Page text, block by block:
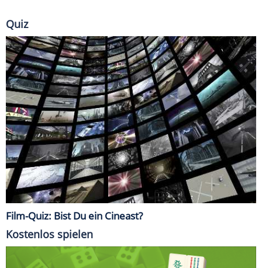
Quiz
Film-Quiz: Bist Du ein Cineast?
Kostenlos spielen